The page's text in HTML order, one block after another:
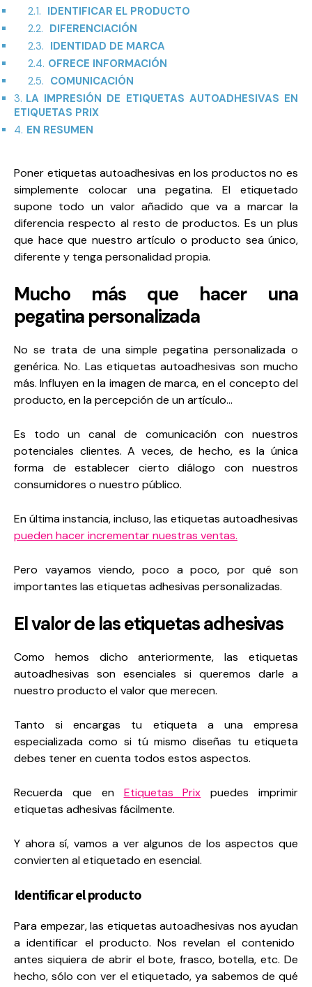
2.1. IDENTIFICAR EL PRODUCTO
2.2. DIFERENCIACIÓN
2.3. IDENTIDAD DE MARCA
2.4. OFRECE INFORMACIÓN
2.5. COMUNICACIÓN
3. LA IMPRESIÓN DE ETIQUETAS AUTOADHESIVAS EN
ETIQUETAS PRIX
4. EN RESUMEN
Poner etiquetas autoadhesivas enlos productos no es
simplemente colocar una pegatina. El etiquetado
supone todo un valor añadido que va a marcar la
diferencia respecto al resto de productos. Es un plus
que hace que nuestro artículo o producto sea único,
diferente y tenga personalidad propia.
Mucho más que hacer una
pegatina personalizada
No se trata de una simple pegatina personalizada o
genérica. No. Las etiquetas autoadhesivas son mucho
más. Influyen en la imagen de marca, en el concepto del
producto, en la percepción de un artículo…
Es todo un canal de comunicación con nuestros
potenciales clientes. A veces, de hecho, es la única
forma de establecer cierto diálogo con nuestros
consumidores o nuestro público.
En última instancia, incluso, las etiquetas autoadhesivas
pueden hacer incrementar nuestras ventas.
Pero vayamos viendo, poco a poco, por qué son
importantes las etiquetas adhesivas personalizadas.
El valor de las etiquetas adhesivas
Como hemos dicho anteriormente, las etiquetas
autoadhesivas son esenciales si queremos darle a
nuestro producto el valor que merecen.
Tanto si encargas tu etiqueta a una empresa
especializada como si tú mismo diseñas tu etiqueta
debes tener en cuenta todos estos aspectos.
Recuerda que en Etiquetas Prix puedes imprimir
etiquetas adhesivas fácilmente.
Y ahora sí, vamos a ver algunos de los aspectos que
convierten al etiquetado en esencial.
Identificar el producto
Para empezar,las etiquetas autoadhesivas nos ayudan
a identificar el producto. Nos revelan el contenido
antes siquiera de abrir el bote, frasco, botella, etc. De
hecho, sólo con ver el etiquetado, ya sabemos de qué